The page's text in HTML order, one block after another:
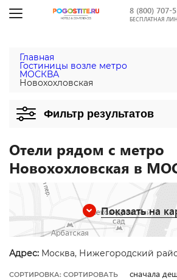
8 (800) 707-
БЕСПЛАТНАЯ
Главная
Гостиницы возле метро
МОСКВА
Новохохловская
Фильтр результатов
Отели рядом с метро
Новохохловская в
Показать на
Адрес: Москва, Нижегородский
СОРТИРОВКА: СОРТИРОВАТЬ сначала